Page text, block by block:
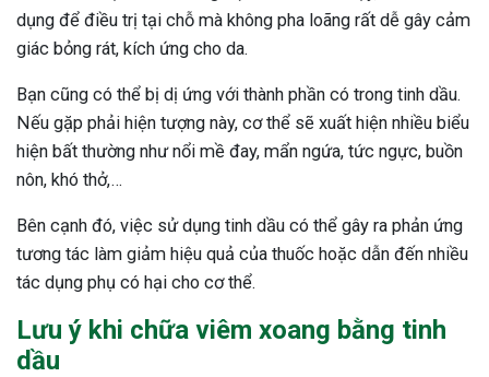
dụng để điều trị tại chỗ mà không pha loãng rất dễ gây cảm
giác bỏng rát, kích ứng cho da.
Bạn cũng có thể bị dị ứng với thành phần có trong tinh dầu.
Nếu gặp phải hiện tượng này, cơ thể sẽ xuất hiện nhiều biểu
hiện bất thường như nổi mề đay, mẩn ngứa, tức ngực, buồn
nôn, khó thở,…
Bên cạnh đó, việc sử dụng tinh dầu có thể gây ra phản ứng
tương tác làm giảm hiệu quả của thuốc hoặc dẫn đến nhiều
tác dụng phụ có hại cho cơ thể.
Lưu ý khi chữa viêm xoang bằng tinh
dầu